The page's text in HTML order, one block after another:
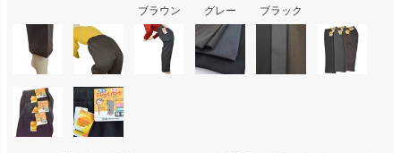
ブラウン グレー ブラック